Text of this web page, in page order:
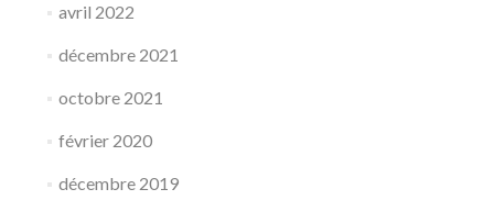
avril 2022
décembre 2021
octobre 2021
février 2020
décembre 2019